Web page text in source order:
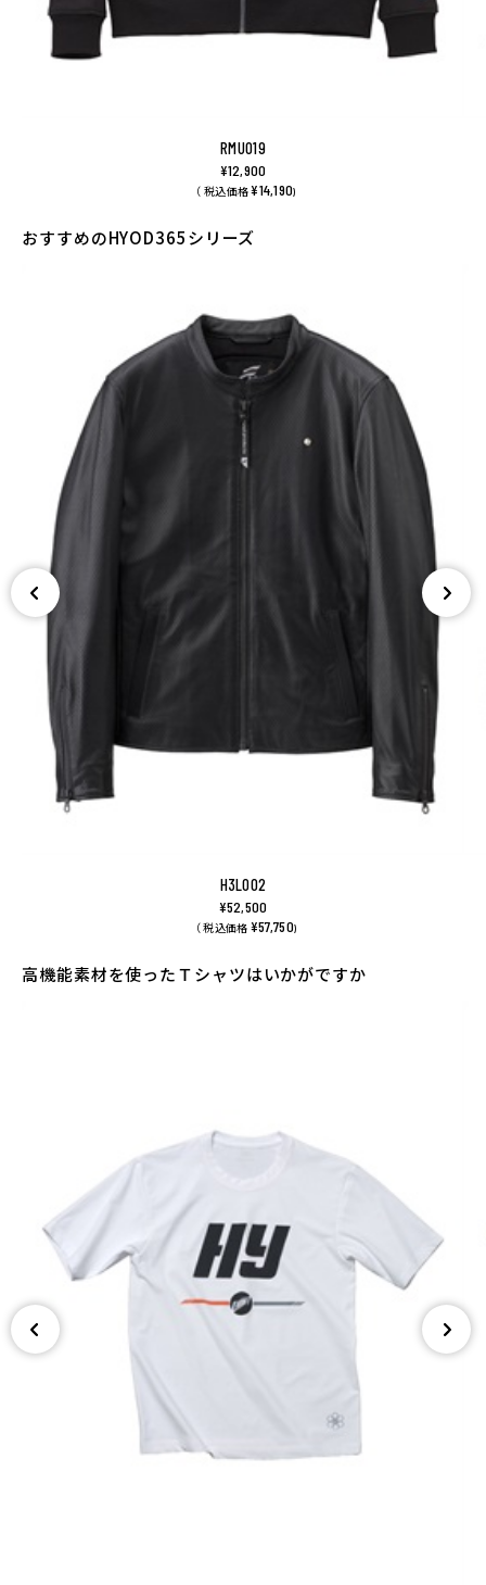
RMU019
¥12,900
（ 税込価格¥14,190)
おすすめのHYOD365シリーズ
H3L002
¥52,500
（ 税込価格 ¥57,750)
高機能素材を使ったＴシャツはいかがですか